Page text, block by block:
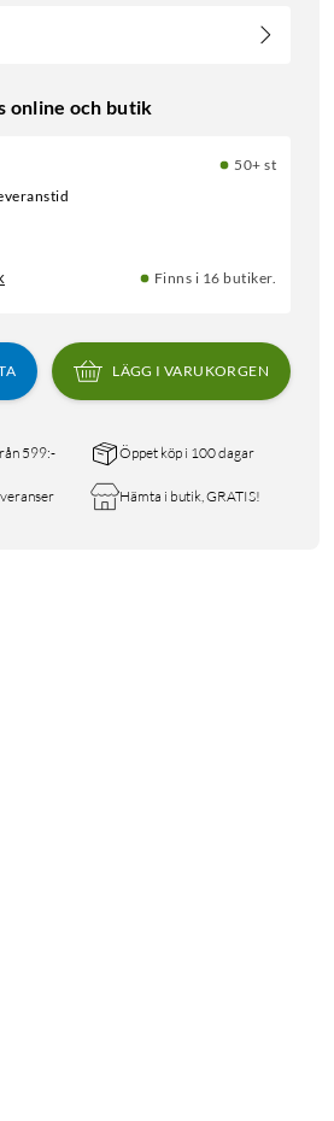
online och butik
50+ st
Finns i 16 butiker.
LÄGG I VARUKORGEN
599:- Öppet köp i 100 dagar
Hämta i butik, GRATIS!